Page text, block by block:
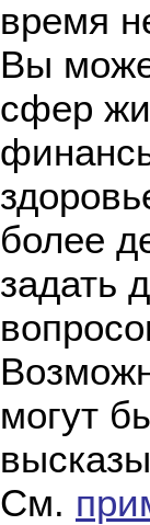
время
Вы
сфер
более
задать
могут
См.